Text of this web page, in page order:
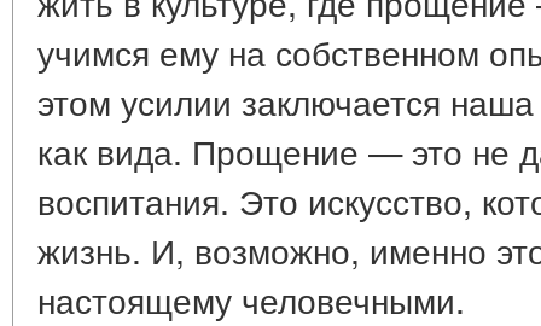
учимся ему на собственном
этом усилии заключается
как вида. Прощение — это не
воспитания. Это искусство,
жизнь. И, возможно, именно
настоящему человечными.